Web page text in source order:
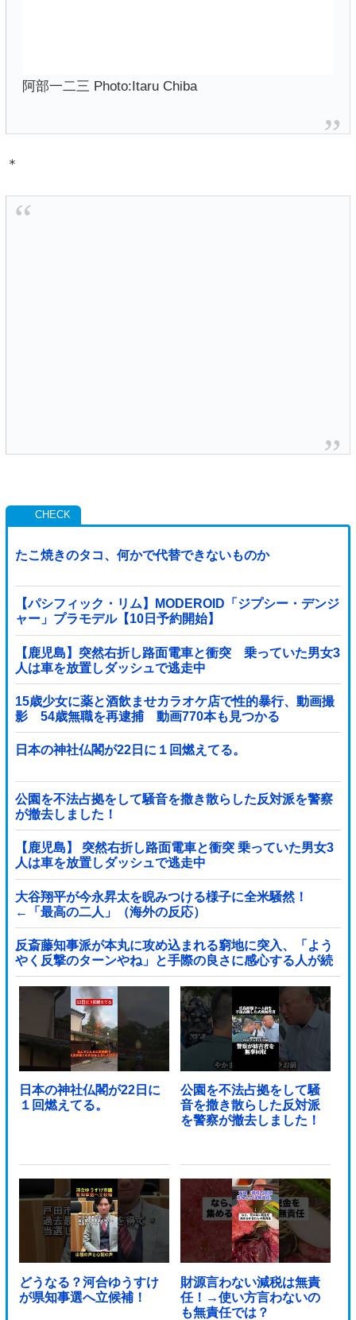
阿部一二三 Photo:Itaru Chiba
＊
たこ焼きのタコ、何かで代替できないものか
【パシフィック・リム】MODEROID「ジプシー・デンジ
ャー」プラモデル【10日予約開始】
【鹿児島】突然右折し路面電車と衝突 乗っていた男女3
人は車を放置しダッシュで逃走中
15歳少女に薬と酒飲ませカラオケ店で性的暴行、動画撮
影 54歳無職を再逮捕 動画770本も見つかる
日本の神社仏閣が22日に１回燃えてる。
公園を不法占拠をして騒音を撒き散らした反対派を警察
が撤去しました！
【鹿児島】 突然右折し路面電車と衝突 乗っていた男女3
人は車を放置しダッシュで逃走中
大谷翔平が今永昇太を睨みつける様子に全米騒然！
←「最高の二人」（海外の反応）
反斎藤知事派が本丸に攻め込まれる窮地に突入、「よう
やく反撃のターンやね」と手際の良さに感心する人が続
出中他
日本の神社仏閣が22日に
１回燃えてる。
公園を不法占拠をして騒
音を撒き散らした反対派
を警察が撤去しました！
どうなる？河合ゆうすけ
が県知事選へ立候補！
財源言わない減税は無責
任！→使い方言わないの
も無責任では？